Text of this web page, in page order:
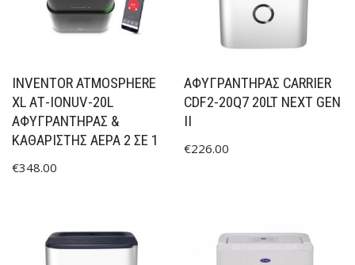
INVENTOR ATMOSPHERE
XL ΑΤ-IONUV-20L
ΑΦΥΓΡΑΝΤΉΡΑΣ &
ΚΑΘΑΡΙΣΤΉΣ ΑΈΡΑ 2 ΣΕ 1
€348.00
ΑΦΥΓΡΑΝΤΉΡΑΣ CARRIER
CDF2-20Q7 20LT NEXT GEN
II
€226.00